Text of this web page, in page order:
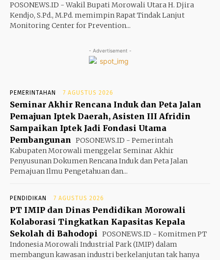
POSONEWS.ID - Wakil Bupati Morowali Utara H. Djira
Kendjo, S.Pd., M.Pd. memimpin Rapat Tindak Lanjut
Monitoring Center for Prevention...
- Advertisement -
PEMERINTAHAN 7 AGUSTUS 2026
Seminar Akhir Rencana Induk dan Peta Jalan
Pemajuan Iptek Daerah, Asisten III Afridin
Sampaikan Iptek Jadi Fondasi Utama
Pembangunan POSONEWS.ID - Pemerintah
Kabupaten Morowali menggelar Seminar Akhir
Penyusunan Dokumen Rencana Induk dan Peta Jalan
Pemajuan Ilmu Pengetahuan dan...
PENDIDIKAN 7 AGUSTUS 2026
PT IMIP dan Dinas Pendidikan Morowali
Kolaborasi Tingkatkan Kapasitas Kepala
Sekolah di Bahodopi POSONEWS.ID - Komitmen PT
Indonesia Morowali Industrial Park (IMIP) dalam
membangun kawasan industri berkelanjutan tak hanya